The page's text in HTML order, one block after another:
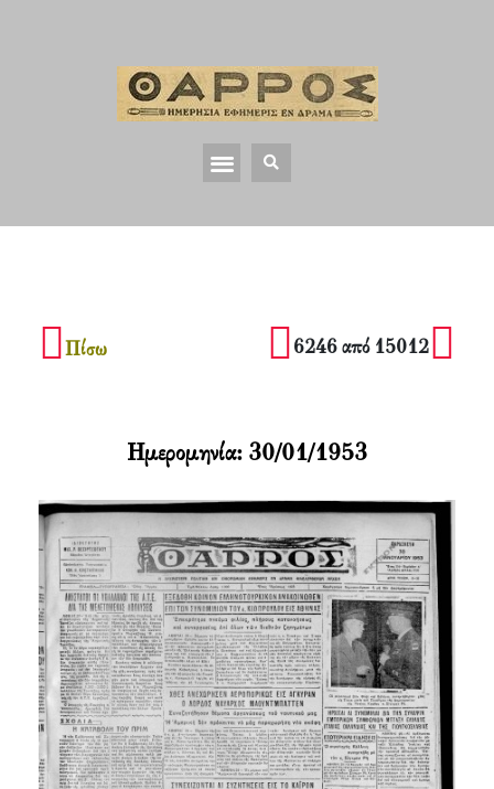
Πίσω 6246 από 15012
Ημερομηνία: 30/01/1953